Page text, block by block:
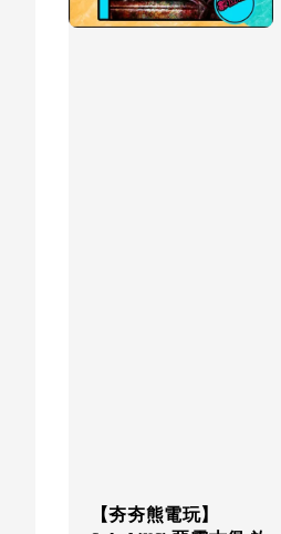
【夯夯熊電玩】